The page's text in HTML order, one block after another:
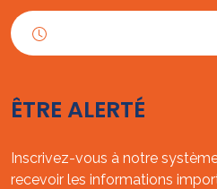
ÊTRE ALERTÉ
Inscrivez-vous à notre
recevoir les informations